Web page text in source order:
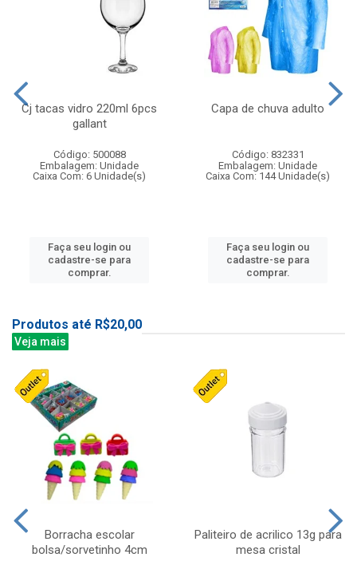
Cj tacas vidro 220ml 6pcs
gallant
Código: 500088
Embalagem: Unidade
Caixa Com: 6 Unidade(s)
Faça seu login ou
cadastre-se para
comprar.
Capa de chuva adulto
Código: 832331
Embalagem: Unidade
Caixa Com: 144 Unidade(s)
Faça seu login ou
cadastre-se para
comprar.
Produtos até R$20,00
Veja mais
Borracha escolar
bolsa/sorvetinho 4cm
Paliteiro de acrilico 13g para
mesa cristal